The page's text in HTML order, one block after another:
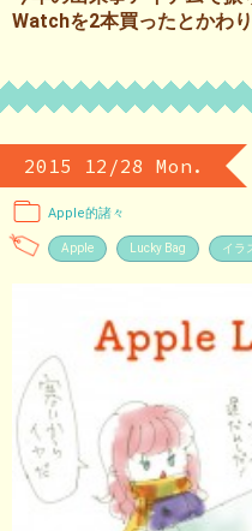
Watchを2本買ったとかわ
2015 12/28 Mon.
Apple的諸々
Apple Lucky Bag イラ